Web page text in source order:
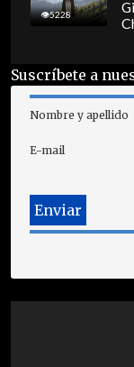
5228
Suscríbete a
Nombre y apellido
E-mail